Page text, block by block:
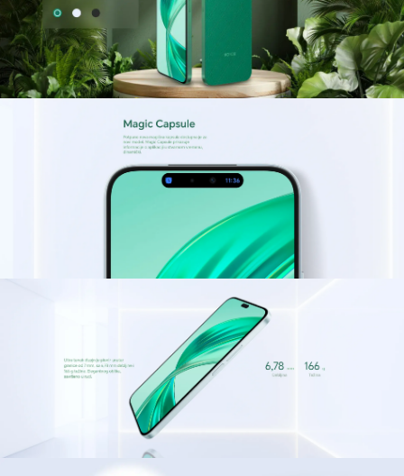
mogućnost istovremenog snimanja sa glavnom i
prednjom kamerom, iako je opcija ograničena
samo na video zapise.
podešavanjima, dok fotografije snimljene
glavnom kamerom impresioniraju oštrinom i
detaljima, iako AI ponekad može učiniti boje
previše zasićenima. Digitalni zum od 2x se izdvaja
kvalitetom u uslovima dobrog osvetljenja, dok
ultraširokougaona kamera od 5 MP daje najbolje
rezultate na otvorenom.
Noćni režim koristi AI za spajanje više snimaka,
idealan za statične objekte, s obzirom na
potrebno vreme za snimanje i obradu. Prednja
kamera od 50 MP je specijalizovana za portrete,
podržavajući gestove i automatsko okidanje.
Jedino ograničenje je snimanje video zapisa na
30 fps u Full HD rezoluciji, bez mogućnosti za 4K.
Honor X8b je prilika za istraživanje novih